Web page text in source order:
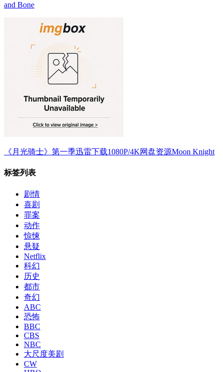
and Bone
《月光骑士》第一季迅雷下载1080P/4K网盘资源Moon Knight
标签列表
剧情
喜剧
罪案
动作
惊悚
悬疑
Netflix
科幻
历史
都市
奇幻
ABC
恐怖
BBC
CBS
NBC
大尺度美剧
CW